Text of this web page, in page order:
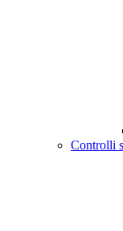
Controlli